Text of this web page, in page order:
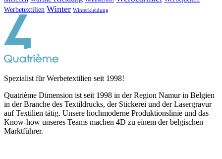
Werbetextilien Winter Winterkleidung
Spezialist für Werbetextilien seit 1998!
Quatrième Dimension ist seit 1998 in der Region Namur in Belgien
in der Branche des Textildrucks, der Stickerei und der Lasergravur
auf Textilien tätig. Unsere hochmoderne Produktionslinie und das
Know-how unseres Teams machen 4D zu einem der belgischen
Marktführer.